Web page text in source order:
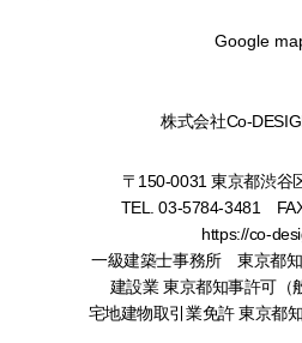
Google
株式会社Co-
〒150-0031 東京都渋谷
TEL.03-5784-3481
https://co-
一級建築士事務所 東京都
建設業 東京都知事許可（
宅地建物取引業免許 東京都